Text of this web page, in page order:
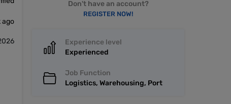
ago
Don't have an account?
REGISTER NOW!
Experience level
Experienced
Job Function
Logistics, Warehousing, Port